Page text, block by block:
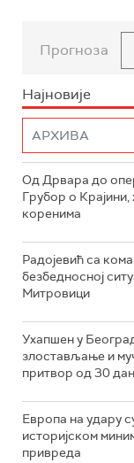
Прогноза
Најновије
Од Дрвара до
Грубор о
коренима
Радојевић са
безбедносној
Митровици
Ухапшен у
злостављање и
притвор од 30
Европа на удару
историјском
привреда